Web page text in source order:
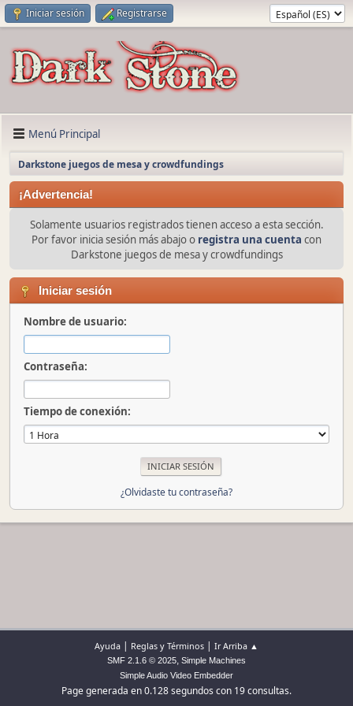
Iniciar sesión Registrarse
Menú Principal
Darkstone juegos de mesa y crowdfundings
¡Advertencia!
Solamente usuarios registrados tienen acceso a esta sección.
Por favor inicia sesión más abajo o registra una cuenta con
Darkstone juegos de mesa y crowdfundings
Iniciar sesión
Nombre de usuario:
Contraseña:
Tiempo de conexión:
¿Olvidaste tu contraseña?
Ayuda | Reglas y Términos | Ir Arriba ▲
SMF 2.1.6 © 2025, Simple Machines
Simple Audio Video Embedder
Page generada en 0.128 segundos con 19 consultas.